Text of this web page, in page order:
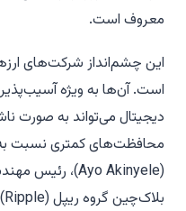
معروف است.
این چشم‌انداز شرکت‌های
است. آن‌ها به ویژه
دیجیتال می‌تواند به صورت
محافظت‌های کمتری نسبت به
بلاک‌چین گروه ریپل (Ripple)،